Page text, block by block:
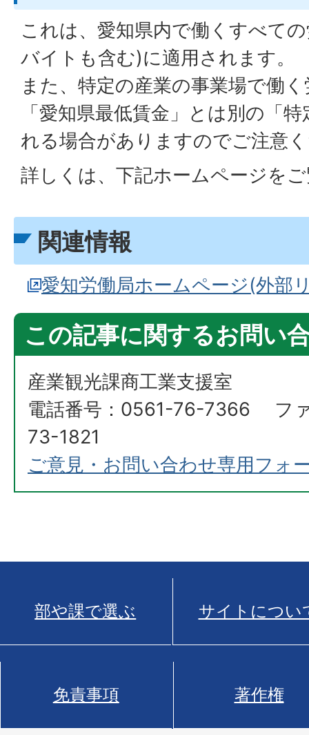
これは、愛知県内で働くすべて
バイトも含む)に適用されます。
また、特定の産業の事業場で働
「愛知県最低賃金」とは別の「
れる場合がありますのでご注意
詳しくは、下記ホームページを
関連情報
愛知労働局ホームページ(外部
この記事に関するお問い
産業観光課商工業支援室
電話番号：0561-76-7366 フ
73-1821
ご意見・お問い合わせ専用フォ
部や課で選ぶ サイトについ
免責事項 著作権